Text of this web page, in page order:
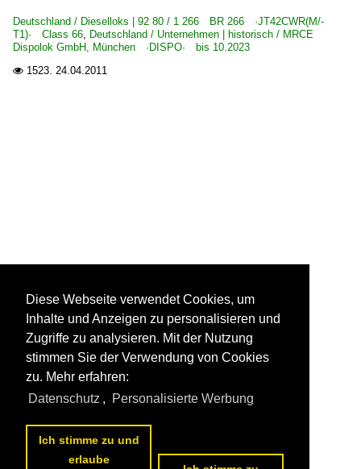
Deutschland / Dieselloks | 92 80 / 1 266 BR 266 ·JT42CWR(M/-
T1)· Class 66, Deutschland / Unternehmen | historisch / MRCE
Dispolok GmbH, München ·DISPO· bis 10.2023
 1523. 24.04.2011
Diese Webseite verwendet Cookies, um
Inhalte und Anzeigen zu personalisieren und
Zugriffe zu analysieren. Mit der Nutzung
stimmen Sie der Verwendung von Cookies
zu. Mehr erfahren:
Datenschutz , Personalisierte Werbung
Ich stimme zu und
erlaube